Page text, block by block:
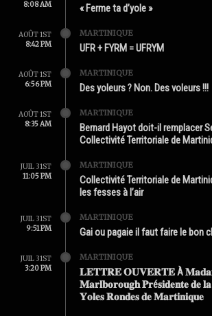
8:08 AM
« Ferme ta d’yole »
AOÛT 1ST
8:42 PM
MARTINIQUE
UFR + FYRM = UFRYM
AOÛT 1ST
6:56 PM
MARTINIQUE
Des yoleurs ? Non. Des voleurs !!!
AOÛT 1ST
8:35 AM
MARTINIQUE
Bernard Hayot doit-il remplacer
Collectivité Territoriale de
JUIL 31ST
11:05 PM
MARTINIQUE
Collectivité Territoriale de
les fesses à l’air
JUIL 31ST
9:51 PM
MARTINIQUE
Gai ou pagaie il faut faire le bon
JUIL 31ST
3:20 PM
MARTINIQUE
𝐋𝐄𝐓𝐓𝐑𝐄 𝐎𝐔𝐕𝐄𝐑𝐓𝐄 À
𝐌𝐚𝐫𝐥𝐛𝐨𝐫𝐨𝐮𝐠𝐡 𝐏𝐫é𝐬𝐢𝐝𝐞𝐧𝐭𝐞 𝐝𝐞
𝐘𝐨𝐥𝐞𝐬 𝐑𝐨𝐧𝐝𝐞𝐬 𝐝𝐞 𝐌𝐚𝐫𝐭𝐢𝐧𝐢𝐪𝐮𝐞